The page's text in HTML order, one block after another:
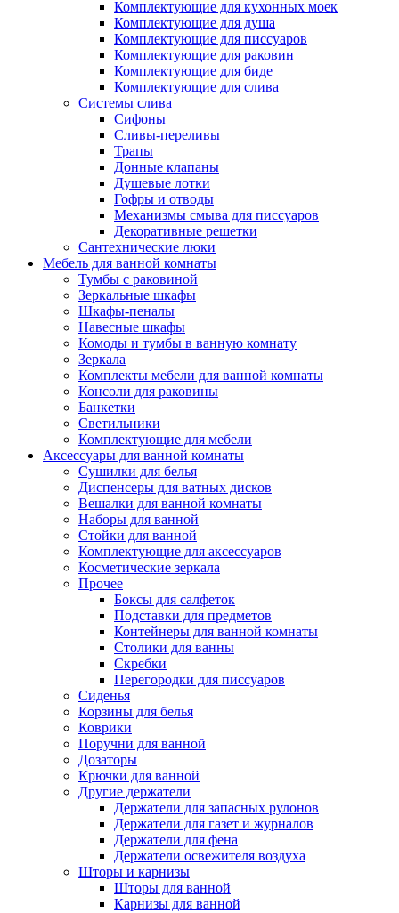
Комплектующие для кухонных моек
Комплектующие для душа
Комплектующие для писсуаров
Комплектующие для раковин
Комплектующие для биде
Комплектующие для слива
Системы слива
Сифоны
Сливы-переливы
Трапы
Донные клапаны
Душевые лотки
Гофры и отводы
Механизмы смыва для писсуаров
Декоративные решетки
Сантехнические люки
Мебель для ванной комнаты
Тумбы с раковиной
Зеркальные шкафы
Шкафы-пеналы
Навесные шкафы
Комоды и тумбы в ванную комнату
Зеркала
Комплекты мебели для ванной комнаты
Консоли для раковины
Банкетки
Светильники
Комплектующие для мебели
Аксессуары для ванной комнаты
Сушилки для белья
Диспенсеры для ватных дисков
Вешалки для ванной комнаты
Наборы для ванной
Стойки для ванной
Комплектующие для аксессуаров
Косметические зеркала
Прочее
Боксы для салфеток
Подставки для предметов
Контейнеры для ванной комнаты
Столики для ванны
Скребки
Перегородки для писсуаров
Сиденья
Корзины для белья
Коврики
Поручни для ванной
Дозаторы
Крючки для ванной
Другие держатели
Держатели для запасных рулонов
Держатели для газет и журналов
Держатели для фена
Держатели освежителя воздуха
Шторы и карнизы
Шторы для ванной
Карнизы для ванной